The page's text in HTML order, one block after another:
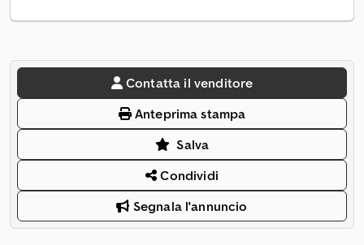
Contatta il venditore
Anteprima stampa
Salva
Condividi
Segnala l'annuncio